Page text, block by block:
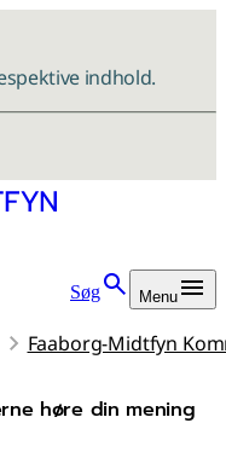
indhold.
Søg Menu
Faaborg-Midtfyn
høre din mening